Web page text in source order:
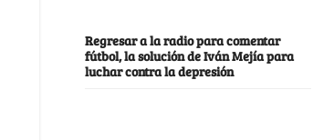
Regresar a la radio para comentar
fútbol, la solución de Iván Mejía para
luchar contra la depresión